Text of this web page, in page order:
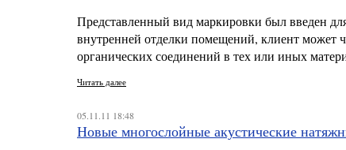
Представленный вид маркировки был введен
внутренней отделки помещений, клиент может
органических соединений в тех или иных
Читать далее
05.11.11 18:48
Новые многослойные акустические